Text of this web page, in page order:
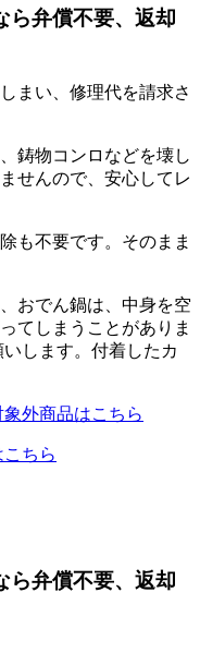
ら弁償不要、返却
まい、修理代を請求さ
鋳物コンロなどを壊し
せんので、安心してレ
も不要です。そのまま
おでん鍋は、中身を空
てしまうことがありま
します。付着したカ
外商品はこちら
ちら
ら弁償不要、返却